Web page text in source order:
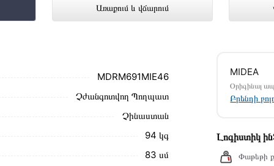
Առաքում և վճարում
է Technomix առցանց
և վճարման պայմանները վավեր են և
հետ՝ համաձայնեցնելու առաքման
MDRM691MIE46
Չժանգոտվող Պողպատ
Չինաստան
94 կգ
83 սմ
MIDEA
Օրիգինալ
Բրենդի
Լոգիստիկ
Փաթեթի